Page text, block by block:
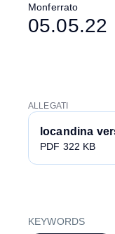
Monferrato
05.05.22
ALLEGATI
locandina
PDF 322 KB
KEYWORDS